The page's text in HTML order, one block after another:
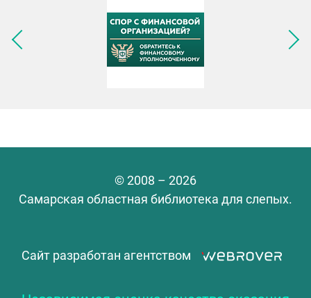
Следующее изображение
© 2008 – 2026
Самарская областная библиотека для слепых.
Сайт разработан агентством